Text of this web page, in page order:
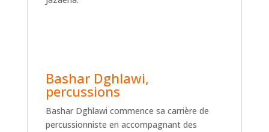
Bashar Dghlawi,
percussions
Bashar Dghlawi commence sa carrière de
percussionniste en accompagnant des